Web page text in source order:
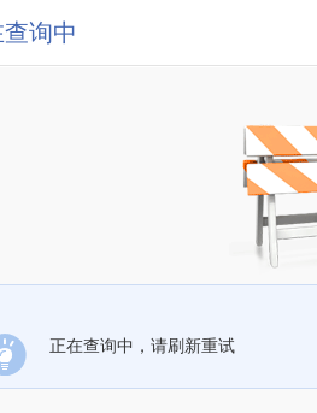
询中
正在查询中，请刷新重试